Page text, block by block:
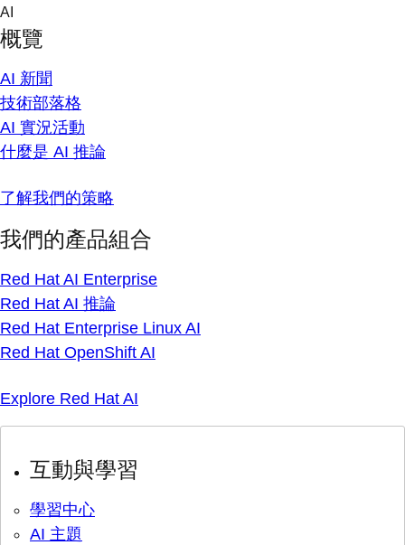
Skip
content
AI
概覽
AI 新聞
技術部落格
AI 實況活動
什麼是 AI 推論
了解我們的策略
我們的產品組合
Red Hat AI Enterprise
Red Hat AI 推論
Red Hat Enterprise Linux AI
Red Hat OpenShift AI
Explore Red Hat AI
互動與學習
學習中心
AI 主題